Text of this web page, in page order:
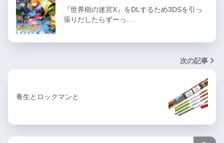
『世界樹の迷宮X』をDLするため3DSを引っ
張りだしたらずーっ…
次の記事
養生とロックマンと